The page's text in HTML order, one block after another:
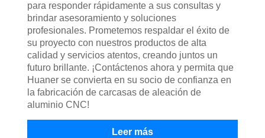
para responder rápidamente a sus consultas y
brindar asesoramiento y soluciones
profesionales. Prometemos respaldar el éxito de
su proyecto con nuestros productos de alta
calidad y servicios atentos, creando juntos un
futuro brillante. ¡Contáctenos ahora y permita que
Huaner se convierta en su socio de confianza en
la fabricación de carcasas de aleación de
aluminio CNC!
Leer más